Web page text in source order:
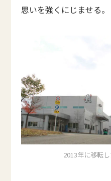
思いを強くにじませる。
2013年に移転